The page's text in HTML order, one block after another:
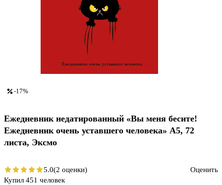
-17%
Ежедневник недатированный «Вы меня бесите!
Ежедневник очень уставшего человека» А5, 72
листа, Эксмо
5.0(2 оценки)
Оценить
Купил 451 человек